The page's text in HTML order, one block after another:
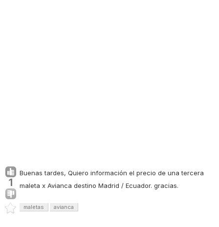
1
Buenas tardes, Quiero información el precio de una tercera
maleta x Avianca destino Madrid / Ecuador. gracias.
maletas avianca